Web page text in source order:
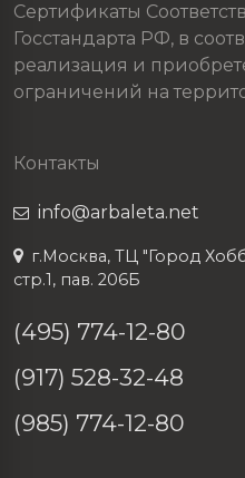
Сертификаты
Госстандарта РФ, в
реализация и
ограничений на
Контакты
info@arbaleta.net
г.Москва, ТЦ "Город
стр.1, пав. 206Б
(495) 774-12-80
(917) 528-32-48
(985) 774-12-80